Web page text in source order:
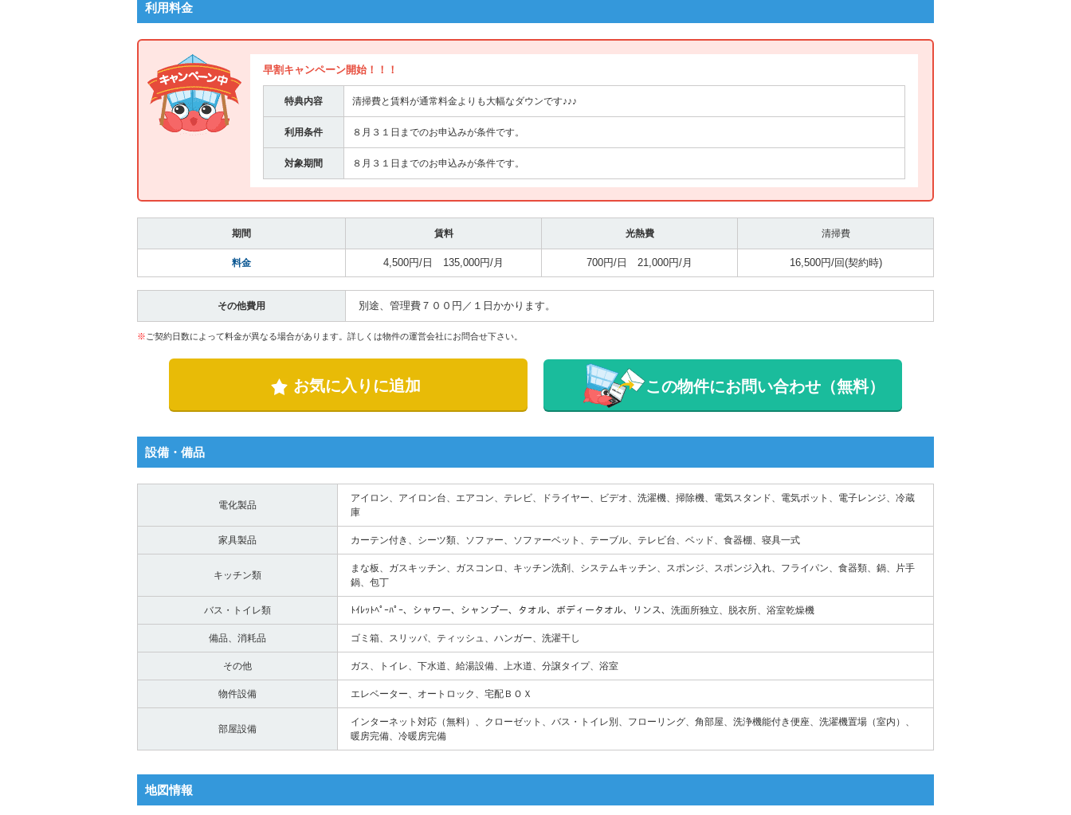
利用料金
早割キャンペーン開始！！！
特典内容 清掃費と賃料が通常料金よりも大幅なダウンです♪♪♪
利用条件 ８月３１日までのお申込みが条件です。
対象期間 ８月３１日までのお申込みが条件です。
期間 賃料 光熱費 清掃費
料金 4,500円/日 135,000円/月 700円/日 21,000円/月 16,500円/回(契約時)
その他費用 別途、管理費７００円／１日かかります。
※ ご契約日数によって料金が異なる場合があります。詳しくは物件の運営会社にお問合せ下さい。
お気に入りに追加 この物件にお問い合わせ（無料）
設備・備品
電化製品
アイロン、アイロン台、エアコン、テレビ、ドライヤー、ビデオ、洗濯機、掃除機、電気スタンド、電気ポット、電子レンジ、冷蔵
庫
家具製品 カーテン付き、シーツ類、ソファー、ソファーベット、テーブル、テレビ台、ベッド、食器棚、寝具一式
キッチン類
まな板、ガスキッチン、ガスコンロ、キッチン洗剤、システムキッチン、スポンジ、スポンジ入れ、フライパン、食器類、鍋、片手
鍋、包丁
バス・トイレ類 ﾄｲﾚｯﾄﾍﾟｰﾊﾟｰ、シャワー、シャンプー、タオル、ボディータオル、リンス、洗面所独立、脱衣所、浴室乾燥機
備品、消耗品 ゴミ箱、スリッパ、ティッシュ、ハンガー、洗濯干し
その他 ガス、トイレ、下水道、給湯設備、上水道、分譲タイプ、浴室
物件設備 エレベーター、オートロック、宅配ＢＯＸ
部屋設備
インターネット対応（無料）、クローゼット、バス・トイレ別、フローリング、角部屋、洗浄機能付き便座、洗濯機置場（室内）、
暖房完備、冷暖房完備
地図情報